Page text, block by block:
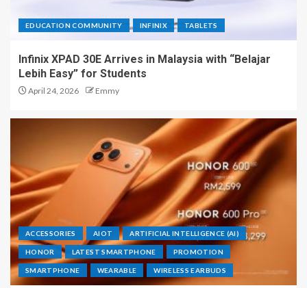
EDUCATION COMMUNITY INFINIX TABLETS
Infinix XPAD 30E Arrives in Malaysia with “Belajar
Lebih Easy” for Students
April 24, 2026 Emmy
ACCESSORIES AIOT ARTIFICIAL INTELLIGENCE (AI)
HONOR LATEST SMARTPHONE PROMOTION
SMARTPHONE WEARABLE WIRELESS EARBUDS